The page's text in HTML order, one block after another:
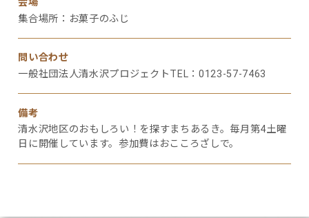
集合場所：お菓子のふじ
問い合わせ
一般社団法人清水沢プロジェクトTEL：0123-57-7463
備考
清水沢地区のおもしろい！を探すまちあるき。毎月第4土曜
日に開催しています。参加費はおこころざしで。